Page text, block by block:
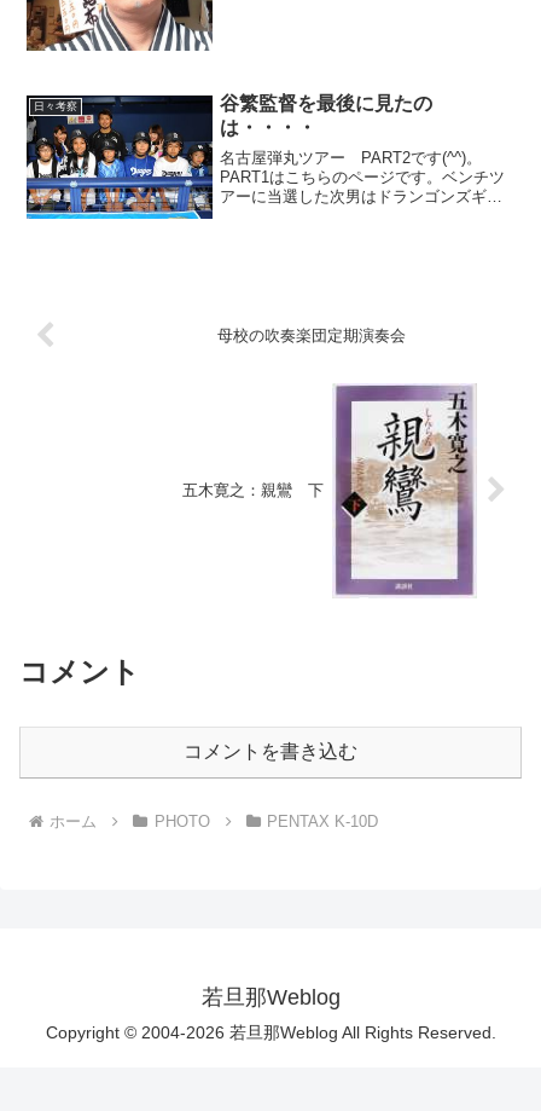
日々考察
谷繁監督を最後に見たの
は・・・・
名古屋弾丸ツアー PART2です(^^)。
PART1はこちらのページです。ベンチツ
アーに当選した次男はドランゴンズギャ
母校の吹奏楽団定期演奏会
五木寛之：親鸞 下
コメント
コメントを書き込む
ホーム PHOTO PENTAX K-10D
若旦那Weblog
Copyright © 2004-2026 若旦那Weblog All Rights Reserved.